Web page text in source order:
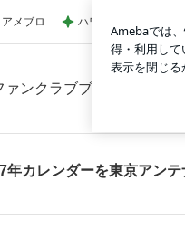
アンテナ工事が作成！
アメブロ ハワイでハマったグ
ンクラブブログ
年カレンダーを東京アン